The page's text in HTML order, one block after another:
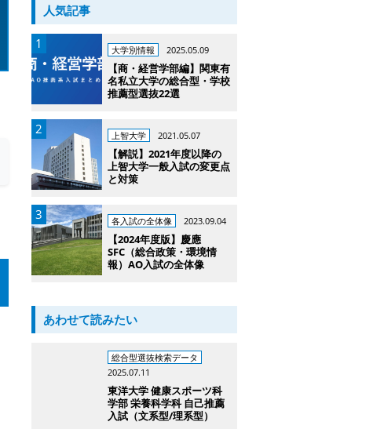
人気記事
大学別情報 2025.05.09
【商・経営学部編】関東有
名私立大学の総合型・学校
推薦型選抜22選
上智大学 2021.05.07
【解説】2021年度以降の
上智大学一般入試の変更点
と対策
各入試の全体像 2023.09.04
【2024年度版】慶應
SFC（総合政策・環境情
報）AO入試の全体像
あわせて読みたい
総合型選抜検索データ
2025.07.11
東洋大学 健康スポーツ科
学部 栄養科学科 自己推薦
入試（文系型/理系型）